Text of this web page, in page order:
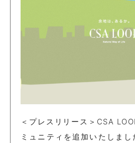
＜プレスリリース＞CSA
ミュニティを追加いたしま